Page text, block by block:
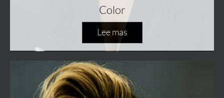
Color
Lee mas